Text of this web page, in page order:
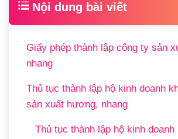
Nội dung bài viết
Giấy phép thành lập công ty sản
nhang
Thủ tục thành lập hộ kinh doanh
sản xuất hương, nhang
Thủ tục thành lập hộ kinh